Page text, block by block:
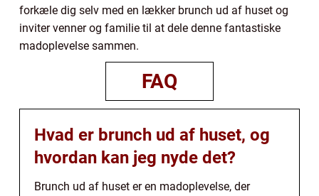
forkæle dig selv med en lækker brunch ud af huset og
inviter venner og familie til at dele denne fantastiske
madoplevelse sammen.
FAQ
Hvad er brunch ud af huset, og
hvordan kan jeg nyde det?
Brunch ud af huset er en madoplevelse, der